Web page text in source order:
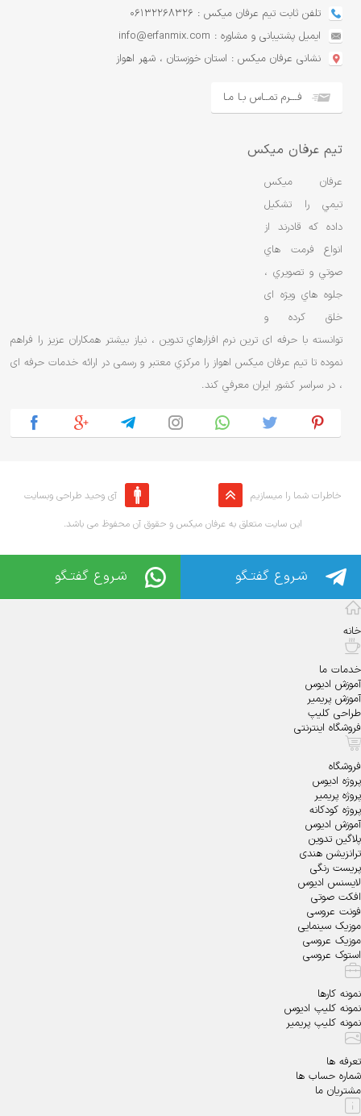
تلفن ثابت تیم عرفان میکس : 06132268326
ایمیل پشتیبانی و مشاوره : info@erfanmix.com
نشانی عرفان میکس : استان خوزستان ، شهر اهواز
فـــرم تمــاس بـا مـا
تیم عرفان میکس
عرفان ميکس
تيمي را تشکيل
داده که قادرند از
انواع فرمت هاي
صوتي و تصويري ،
جلوه هاي ویژه ای
خلق کرده و
توانسته با حرفه ای ترین نرم افزارهاي تدوین ، نياز بيشتر همکاران عزیز را فراهم
نموده تا تیم عرفان ميکس اهواز را مرکزي معتبر و رسمی در ارائه خدمات حرفه ای
، در سراسر کشور ایران معرفي کند.
خاطرات شما را میسازیم
آی وحید طراحی وبسایت
.این سایت متعلق به عرفان میکس و حقوق آن محفوظ می باشد
شـروع گفتـگو شـروع گفتـگو
خانه
خدمات ما
آموزش ادیوس
آموزش پریمیر
طراحی کلیپ
فروشگاه اینترنتی
فروشگاه
پروژه ادیوس
پروژه پریمیر
پروژه کودکانه
آموزش ادیوس
پلاگین تدوین
ترانزیشن هندی
پریست رنگی
لایسنس ادیوس
افکت صوتی
فونت عروسی
موزیک سینمایی
موزیک عروسی
استوک عروسی
نمونه کارها
نمونه کلیپ ادیوس
نمونه کلیپ پریمیر
تعرفه ها
شماره حساب ها
مشتریان ما